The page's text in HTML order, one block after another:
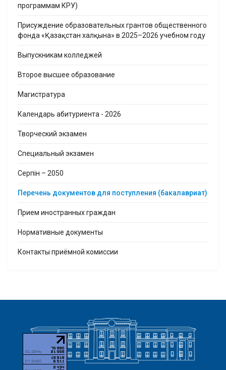
программам КРУ)
Присуждение образовательных грантов общественного
фонда «Қазақстан халқына» в 2025–2026 учебном году
Выпускникам колледжей
Второе высшее образование
Магистратура
Календарь абитуриента - 2026
Творческий экзамен
Cпециальный экзамен
Серпін – 2050
Перечень документов для поступления (бакалавриат)
Прием иностранных граждан
Нормативные документы
Контакты приёмной комиссии